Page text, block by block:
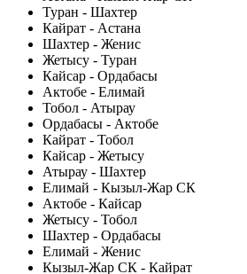
Туран - Шахтер
Кайрат - Астана
Шахтер - Женис
Жетысу - Туран
Кайсар - Ордабасы
Актобе - Елимай
Тобол - Атырау
Ордабасы - Актобе
Кайрат - Тобол
Кайсар - Жетысу
Атырау - Шахтер
Елимай - Кызыл-Жар СК
Актобе - Кайсар
Жетысу - Тобол
Шахтер - Ордабасы
Елимай - Женис
Кызыл-Жар СК - Кайрат